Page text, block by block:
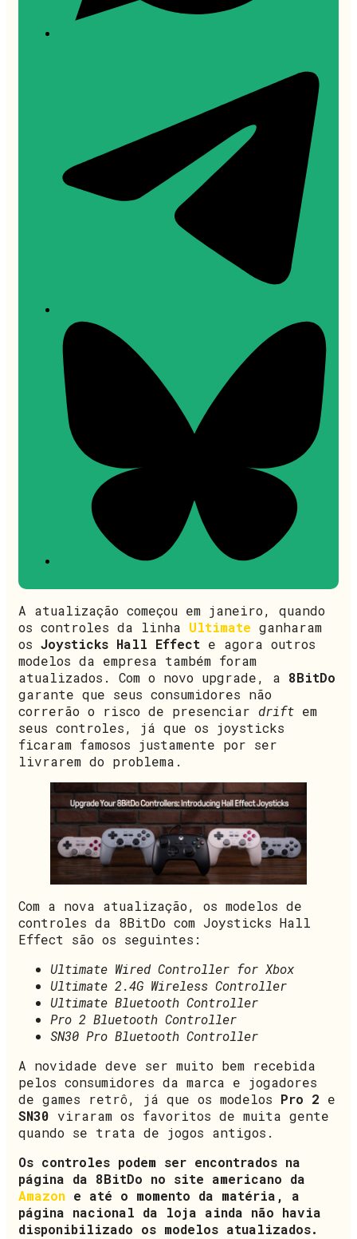
A atualização começou em janeiro, quando
os controles da linha Ultimate ganharam
os Joysticks Hall Effect e agora outros
modelos da empresa também foram
atualizados. Com o novo upgrade, a 8BitDo
garante que seus consumidores não
correrão o risco de presenciar drift em
seus controles, já que os joysticks
ficaram famosos justamente por ser
livrarem do problema.
Com a nova atualização, os modelos de
controles da 8BitDo com Joysticks Hall
Effect são os seguintes:
Ultimate Wired Controller for Xbox
Ultimate 2.4G Wireless Controller
Ultimate Bluetooth Controller
Pro 2 Bluetooth Controller
SN30 Pro Bluetooth Controller
A novidade deve ser muito bem recebida
pelos consumidores da marca e jogadores
de games retrô, já que os modelos Pro 2 e
SN30 viraram os favoritos de muita gente
quando se trata de jogos antigos.
Os controles podem ser encontrados na
página da 8BitDo no site americano da
Amazon e até o momento da matéria, a
página nacional da loja ainda não havia
disponibilizado os modelos atualizados.